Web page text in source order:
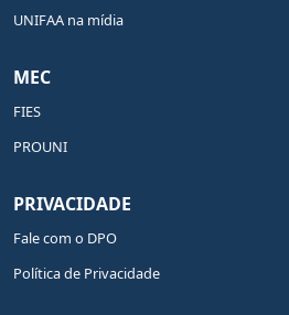
UNIFAA na mídia
MEC
FIES
PROUNI
PRIVACIDADE
Fale com o DPO
Política de Privacidade